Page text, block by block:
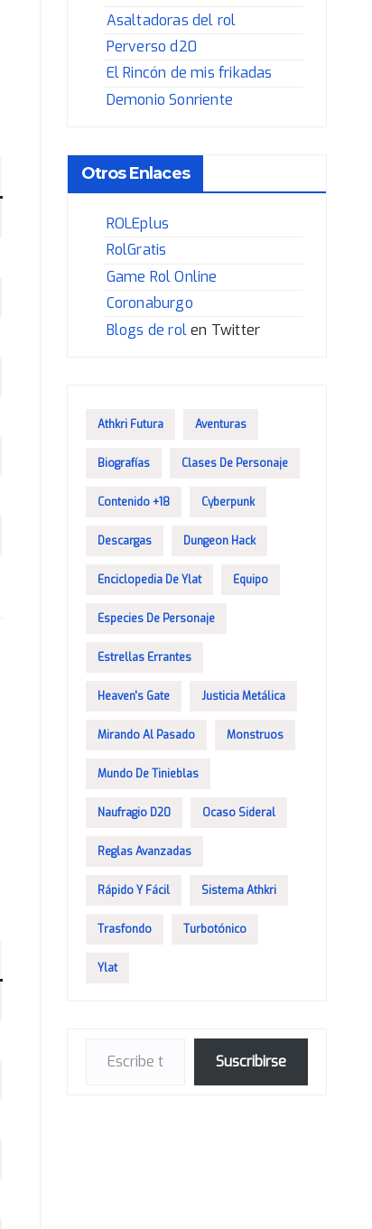
Asaltadoras del rol
Perverso d20
El Rincón de mis frikadas
Demonio Sonriente
Otros Enlaces
ROLEplus
RolGratis
Game Rol Online
Coronaburgo
Blogs de rolen Twitter
Athkri Futura Aventuras
Biografías Clases De Personaje
Contenido +18 Cyberpunk
Descargas Dungeon Hack
Enciclopedia De Ylat Equipo
Especies De Personaje
Estrellas Errantes
Heaven's Gate Justicia Metálica
Mirando Al Pasado Monstruos
Mundo De Tinieblas
Naufragio D20 Ocaso Sideral
Reglas Avanzadas
Rápido Y Fácil Sistema Athkri
Trasfondo Turbotónico
Ylat
Suscribirse